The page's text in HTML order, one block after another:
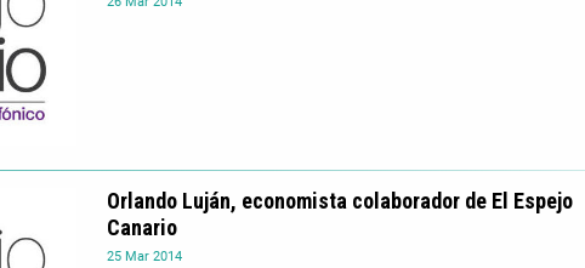
25 Mar 2014
Orlando Luján, economista colaborador de El Espejo
Canario